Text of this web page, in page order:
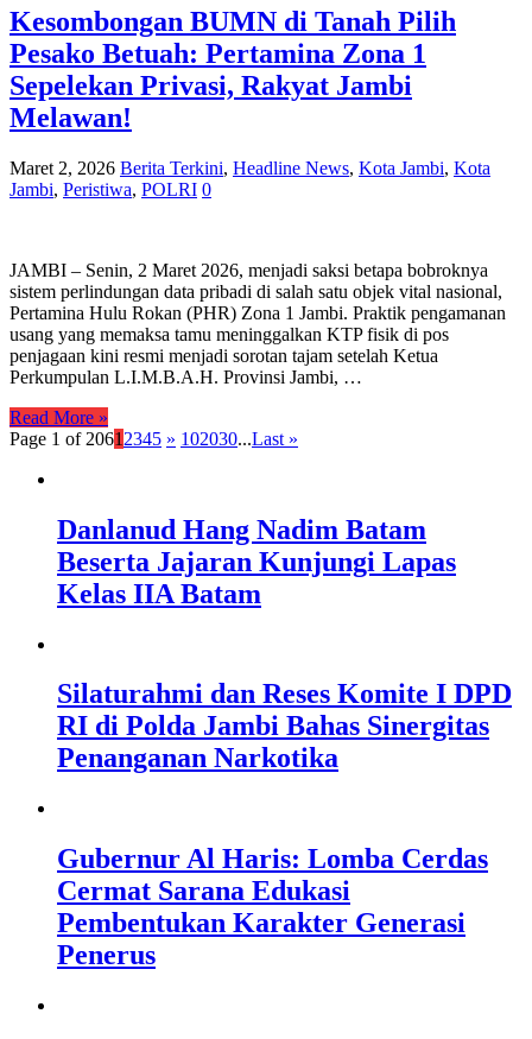
Kesombongan BUMN di Tanah Pilih
Pesako Betuah: Pertamina Zona 1
Sepelekan Privasi, Rakyat Jambi
Melawan!
Maret 2, 2026 Berita Terkini, Headline News, Kota Jambi, Kota
Jambi, Peristiwa, POLRI 0
JAMBI – Senin, 2 Maret 2026, menjadi saksi betapa bobroknya
sistem perlindungan data pribadi di salah satu objek vital nasional,
Pertamina Hulu Rokan (PHR) Zona 1 Jambi. Praktik pengamanan
usang yang memaksa tamu meninggalkan KTP fisik di pos
penjagaan kini resmi menjadi sorotan tajam setelah Ketua
Perkumpulan L.I.M.B.A.H. Provinsi Jambi, …
Read More »
Page 1 of 2061 2345 » 102030...Last »
Danlanud Hang Nadim Batam
Beserta Jajaran Kunjungi Lapas
Kelas IIA Batam
Silaturahmi dan Reses Komite I DPD
RI di Polda Jambi Bahas Sinergitas
Penanganan Narkotika
Gubernur Al Haris: Lomba Cerdas
Cermat Sarana Edukasi
Pembentukan Karakter Generasi
Penerus